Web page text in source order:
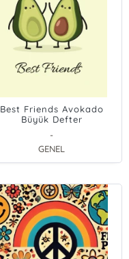
Best Friends Avokado
Büyük Defter
-
GENEL